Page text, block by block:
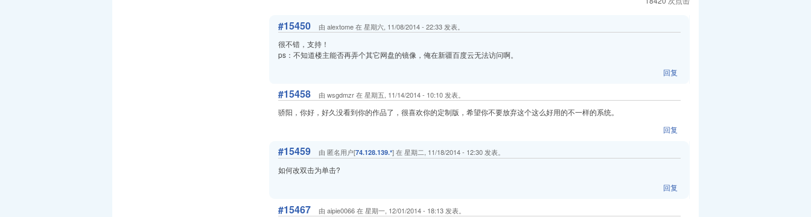
#15450 由 alextome 在 星期六, 11/08/2014 - 22:33 发表。
很不错，支持！
ps：不知道楼主能否再弄个其它网盘的镜像，俺在新疆百度云无法访问啊。
回复
#15458 由 wsgdmzr 在 星期五, 11/14/2014 - 10:10 发表。
骄阳，你好，好久没看到你的作品了，很喜欢你的定制版，希望你不要放弃这个这么好用的不一样的系统。
回复
#15459 由 匿名用户[74.128.139.*] 在 星期二, 11/18/2014 - 12:30 发表。
如何改双击为单击?
回复
#15467 由 aipie0066 在 星期一, 12/01/2014 - 18:13 发表。